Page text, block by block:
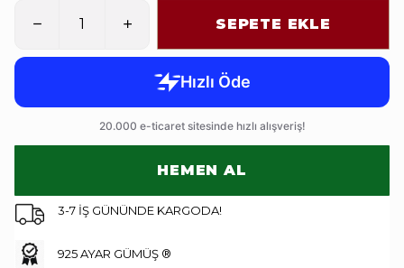
SEPETE EKLE
HEMEN AL
3-7 İŞ GÜNÜNDE KARGODA!
925 AYAR GÜMÜŞ ®